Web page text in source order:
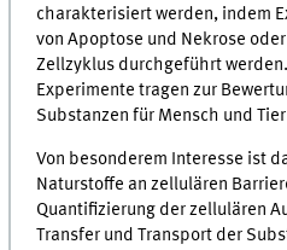
charakterisiert werden, indem
von Apoptose und Nekrose
Zellzyklus durchgeführt
Experimente tragen zur
Substanzen für Mensch und
Von besonderem Interesse ist
Naturstoffe an zellulären
Quantifizierung der zellulären
Transfer und Transport der